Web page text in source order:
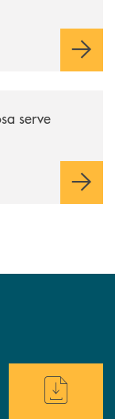
serve
immediata ?
Hai bisogno di